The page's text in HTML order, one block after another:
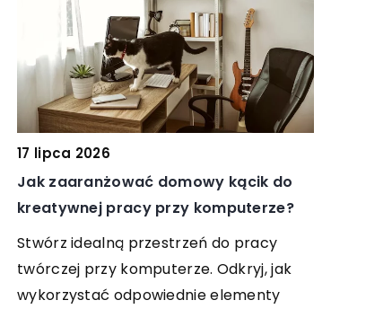
17 lipca 2026
Jak zaaranżować domowy kącik do
kreatywnej pracy przy komputerze?
Stwórz idealną przestrzeń do pracy
twórczej przy komputerze. Odkryj, jak
wykorzystać odpowiednie elementy